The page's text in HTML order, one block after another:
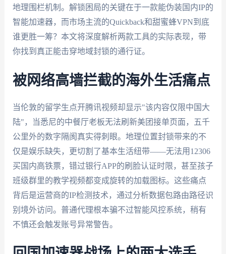
地理围栏机制。解锁困局的关键在于一款能伪装国内IP的
智能加速器，而市场主流的Quickback和甜蜜蜂VPN到底
谁更胜一筹？本文将深度解析两款工具的实际表现，带
你找到真正能击穿地域封锁的通行证。
被网络高墙拦截的海外生活痛点
当伦敦的留学生点开腾讯视频却显示"该内容仅限中国大
陆"，当悉尼的中餐厅老板无法刷新美团接单页面，五千
公里外的数字隔阂真实得刺眼。地理位置封锁带来的不
仅是娱乐缺失，更切割了基本生活纽带——无法用12306
买国内高铁票，错过银行APP的刷脸认证时限，甚至孩子
班级群里的教学视频都变成旋转的加载图标。这些痛点
背后是运营商的IP检测技术，通过分析数据包路由路径识
别境外访问。普通代理根本骗不过智能风控系统，稍有
不慎还会触发账号异常警告。